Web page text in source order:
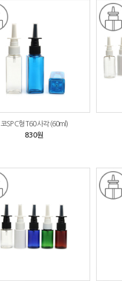
코SP C형 T60 사각 (60ml)
830원